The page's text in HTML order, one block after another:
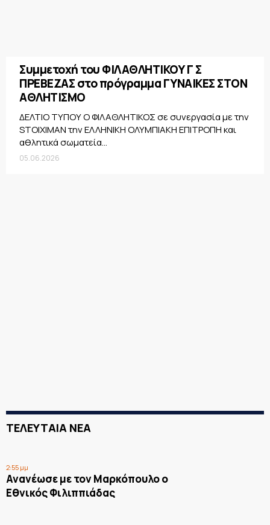
Συμμετοχή του ΦΙΛΑΘΛΗΤΙΚΟΥ Γ Σ
ΠΡΕΒΕΖΑΣ στο πρόγραμμα ΓΥΝΑΙΚΕΣ ΣΤΟΝ
ΑΘΛΗΤΙΣΜΟ
ΔΕΛΤΙΟ ΤΥΠΟΥ Ο ΦΙΛΑΘΛΗΤΙΚΟΣ σε συνεργασία με την
STOIXIMAN την ΕΛΛΗΝΙΚΗ ΟΛΥΜΠΙΑΚΗ ΕΠΙΤΡΟΠΗ και
αθλητικά σωματεία...
05.06.2026
ΤΕΛΕΥΤΑΙΑ ΝΕΑ
2:55 μμ
Ανανέωσε με τον Μαρκόπουλο ο
Εθνικός Φιλιππιάδας